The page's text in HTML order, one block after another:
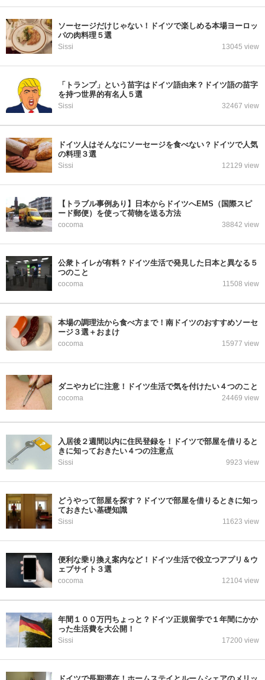
ソーセージだけじゃない！ドイツで楽しめる本場ヨーロッ
パの肉料理５選
Sissi 13045 view
「トランプ」という苗字はドイツ語由来？ドイツ語の苗字
を持つ世界的有名人５選
Sissi 32467 view
ドイツ人はそんなにソーセージを食べない？ドイツで人気
の料理３選
Sissi 12129 view
【トラブル事例あり】日本からドイツへEMS（国際スピ
ード郵便）を使って荷物を送る方法
cocoma 38842 view
公衆トイレが有料？ドイツ生活で発見した日本と異なる５
つのこと
cocoma 11508 view
本場の調理法から食べ方まで！南ドイツのおすすめソーセ
ージ３選＋おまけ
cocoma 15977 view
ダニやカビに注意！ドイツ生活で気を付けたい４つのこと
cocoma 24469 view
入居後２週間以内に住民登録を！ドイツで部屋を借りると
きに知っておきたい４つの注意点
Sissi 9923 view
どうやって部屋を探す？ドイツで部屋を借りるときに知っ
ておきたい基礎知識
Sissi 11623 view
便利な乗り換え案内など！ドイツ生活で役立つアプリ＆ウ
ェブサイト３選
cocoma 12104 view
年間１００万円ちょっと？ドイツ正規留学で１年間にかか
った生活費を大公開！
Sissi 17200 view